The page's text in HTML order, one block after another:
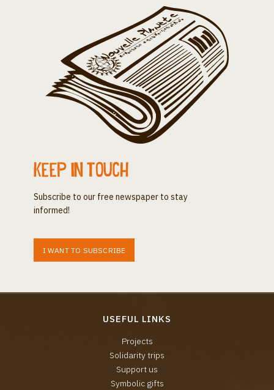
Keep in touch
Subscribe to our free newspaper to stay
informed!
I WANT TO SUBSCRIBE
USEFUL LINKS
Projects
Solidarity trips
Support us
Symbolic gifts